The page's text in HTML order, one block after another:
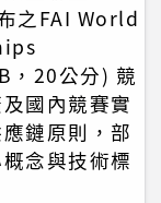
之FAI World
20公分) 競
國內競賽實
鏈原則，部
念與技術標